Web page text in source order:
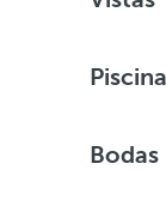
Bodas